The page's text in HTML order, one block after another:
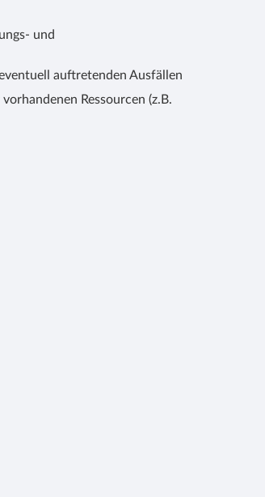
und
auftretenden Ausfällen
Ressourcen (z.B.